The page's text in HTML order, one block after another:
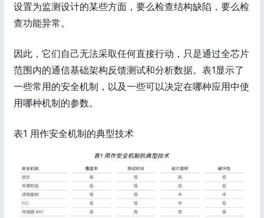
设置为监测设计的某些方面，要么检查结构缺陷，要么检
查功能异常。
因此，它们自己无法采取任何直接行动，只是通过全芯片
范围内的通信基础架构反馈测试和分析数据。表1显示了
一些常用的安全机制，以及一些可以决定在哪种应用中使
用哪种机制的参数。
表1 用作安全机制的典型技术